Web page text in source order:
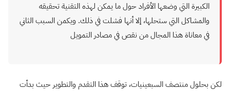
الكبيرة التي وضعها الأفراد حول ما يمكن لهذه التقنية تحقيقه
والمشاكل التي ستحلها، إلا أنها فشلت في ذلك. ويكمن السبب الثاني
في معاناة هذا المجال من نقص في مصادر التمويل
لكن بحلول منتصف السبعينيات، توقف هذا التقدم والتطوير حيث بدأت